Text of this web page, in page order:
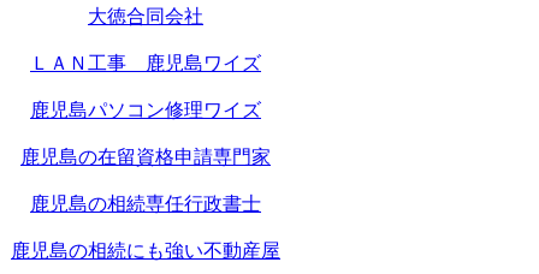
大徳合同会社
ＬＡＮ工事 鹿児島ワイズ
鹿児島パソコン修理ワイズ
鹿児島の在留資格申請専門家
鹿児島の相続専任行政書士
鹿児島の相続にも強い不動産屋